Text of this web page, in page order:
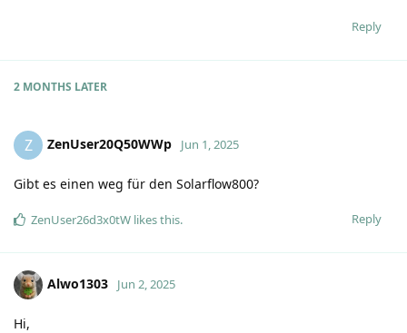
Reply
2 MONTHS LATER
Z ZenUser20Q50WWp Jun 1, 2025
Gibt es einen weg für den Solarflow800?
Reply
ZenUser26d3x0tW likes this.
Alwo1303 Jun 2, 2025
Hi,